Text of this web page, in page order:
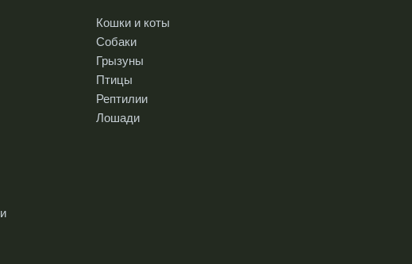
Кошки и коты
Собаки
Грызуны
Птицы
Рептилии
Лошади